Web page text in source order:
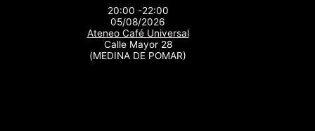
20:00 -22:00
05/08/2026
Ateneo Café Universal
Calle Mayor 28
(MEDINA DE POMAR)